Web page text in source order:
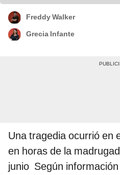
Freddy Walker
Grecia Infante
Una tragedia ocurrió en
en horas de la
junio Según